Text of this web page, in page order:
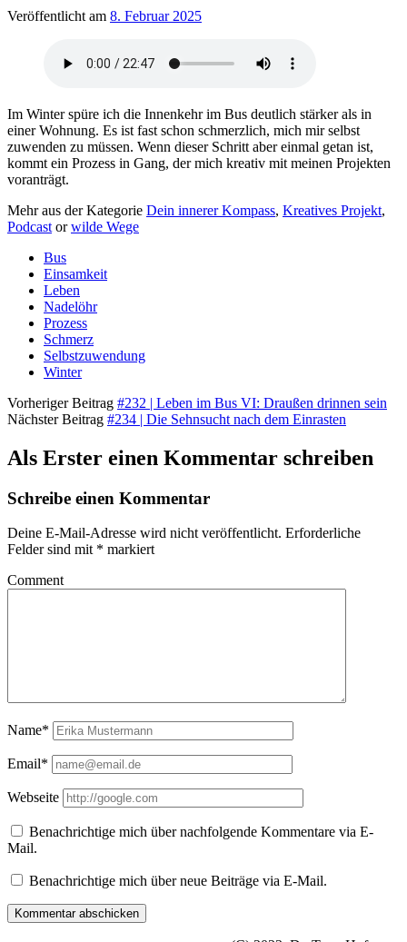
Veröffentlicht am 8. Februar 2025
Im Winter spüre ich die Innenkehr im Bus deutlich stärker als in
einer Wohnung. Es ist fast schon schmerzlich, mich mir selbst
zuwenden zu müssen. Wenn dieser Schritt aber einmal getan ist,
kommt ein Prozess in Gang, der mich kreativ mit meinen Projekten
voranträgt.
Mehr aus der Kategorie Dein innerer Kompass, Kreatives Projekt,
Podcast orwilde Wege
Bus
Einsamkeit
Leben
Nadelöhr
Prozess
Schmerz
Selbstzuwendung
Winter
Vorheriger Beitrag #232 | Leben im Bus VI: Draußen drinnen sein
Nächster Beitrag #234 | Die Sehnsucht nach dem Einrasten
Als Erster einen Kommentar schreiben
Schreibe einen Kommentar
Deine E-Mail-Adresse wird nicht veröffentlicht. Erforderliche
Felder sind mit * markiert
Comment
Name*
Email*
Webseite
Benachrichtige mich über nachfolgende Kommentare via E-
Mail.
Benachrichtige mich über neue Beiträge via E-Mail.